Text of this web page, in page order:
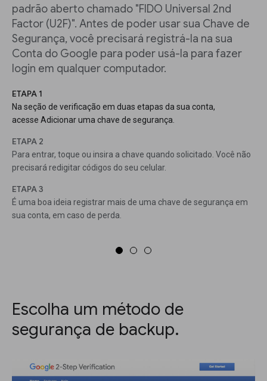
padrão aberto chamado "FIDO Universal 2nd
Factor (U2F)". Antes de poder usar sua Chave de
Segurança, você precisará registrá-la na sua
Conta do Google para poder usá-la para fazer
login em qualquer computador.
ETAPA 1
Na seção de verificação em duas etapas da sua conta,
acesse Adicionar uma chave de segurança.
ETAPA 2
Para entrar, toque ou insira a chave quando solicitado. Você não
precisará redigitar códigos do seu celular.
ETAPA 3
É uma boa ideia registrar mais de uma chave de segurança em
sua conta, em caso de perda.
Escolha um método de
segurança de backup.